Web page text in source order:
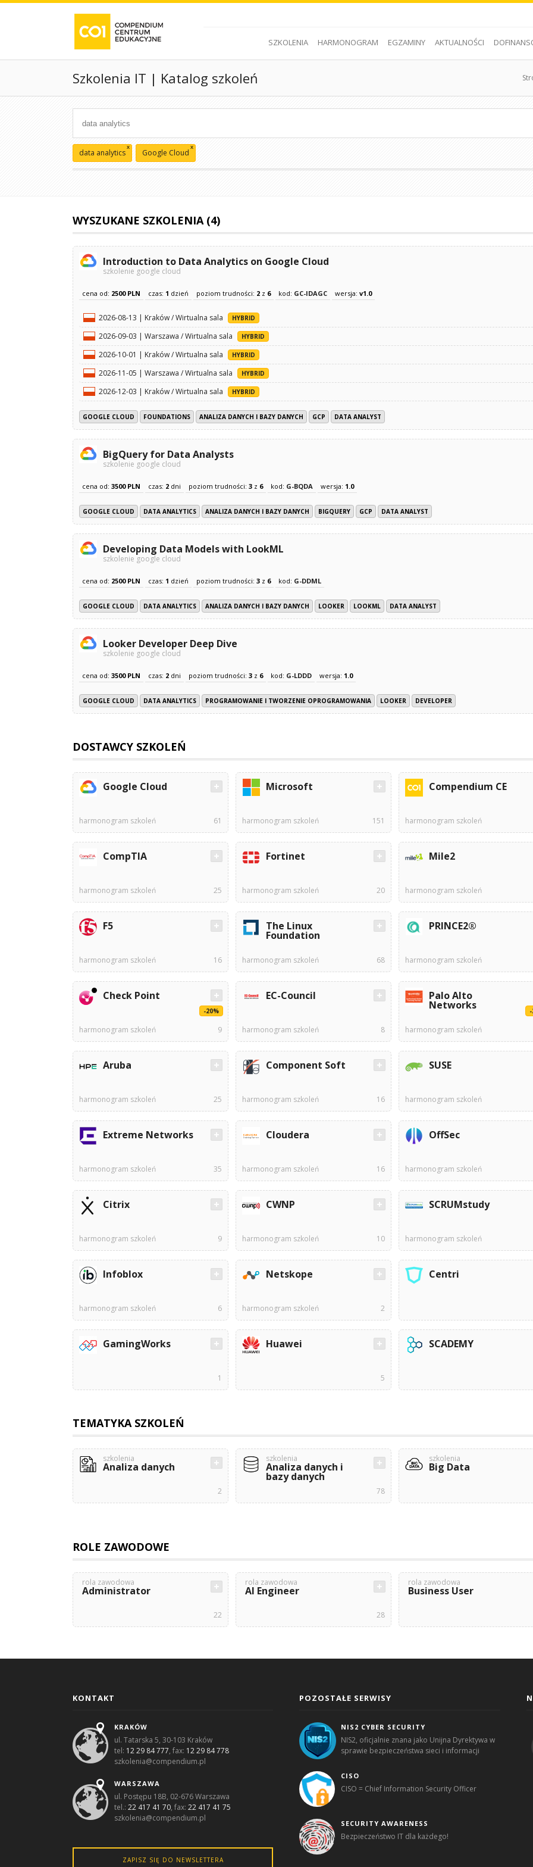
SZKOLENIA HARMONOGRAM EGZAMINY AKTUALNOŚCI
Szkolenia IT | Katalog szkoleń
data analytics
x
Google Cloud
x
WYSZUKANE SZKOLENIA (4)
Introduction to Data Analytics on Google Cloud
szkolenie google cloud
cena od: 2500 PLN czas: 1 dzień poziom trudności: 2 z 6 kod: GC-IDAGC wersja: v1.0
2026-08-13 | Kraków / Wirtualna sala HYBRID
2026-09-03 | Warszawa / Wirtualna sala HYBRID
2026-10-01 | Kraków / Wirtualna sala HYBRID
2026-11-05 | Warszawa / Wirtualna sala HYBRID
2026-12-03 | Kraków / Wirtualna sala HYBRID
GOOGLE CLOUD FOUNDATIONS ANALIZA DANYCH I BAZY DANYCH GCP DATA ANALYST
BigQuery for Data Analysts
szkolenie google cloud
cena od: 3500 PLN czas: 2 dni poziom trudności: 3 z 6 kod: G-BQDA wersja: 1.0
GOOGLE CLOUD DATA ANALYTICS ANALIZA DANYCH I BAZY DANYCH BIGQUERY GCP DATA ANALYST
Developing Data Models with LookML
szkolenie google cloud
cena od: 2500 PLN czas: 1 dzień poziom trudności: 3 z 6 kod: G-DDML
GOOGLE CLOUD DATA ANALYTICS ANALIZA DANYCH I BAZY DANYCH LOOKER LOOKML DATA ANALYST
Looker Developer Deep Dive
szkolenie google cloud
cena od: 3500 PLN czas: 2 dni poziom trudności: 3 z 6 kod: G-LDDD wersja: 1.0
GOOGLE CLOUD DATA ANALYTICS PROGRAMOWANIE I TWORZENIE OPROGRAMOWANIA LOOKER DEVELOPER
DOSTAWCY SZKOLEŃ
Google Cloud
harmonogram szkoleń 61
Microsoft
harmonogram szkoleń 151
Compendium CE
harmonogram szkoleń
CompTIA
harmonogram szkoleń 25
Fortinet
harmonogram szkoleń 20
Mile2
harmonogram szkoleń
F5
harmonogram szkoleń 16
The Linux
Foundation
harmonogram szkoleń 68
PRINCE2®
harmonogram szkoleń
Check Point
-20%
harmonogram szkoleń 9
EC-Council
harmonogram szkoleń 8
Palo Alto
Networks
harmonogram szkoleń
Aruba
harmonogram szkoleń 25
Component Soft
harmonogram szkoleń 16
SUSE
harmonogram szkoleń
Extreme Networks
harmonogram szkoleń 35
Cloudera
harmonogram szkoleń 16
OffSec
harmonogram szkoleń
Citrix
harmonogram szkoleń 9
CWNP
harmonogram szkoleń 10
SCRUMstudy
harmonogram szkoleń
Infoblox
harmonogram szkoleń 6
Netskope
harmonogram szkoleń 2
Centri
GamingWorks
1
Huawei
5
SCADEMY
TEMATYKA SZKOLEŃ
szkolenia
Analiza danych
2
szkolenia
Analiza danych i
bazy danych
78
szkolenia
Big Data
ROLE ZAWODOWE
rola zawodowa
Administrator
22
rola zawodowa
AI Engineer
28
rola zawodowa
Business User
KONTAKT
KRAKÓW
ul. Tatarska 5, 30-103 Kraków
tel: 12 29 84 777, fax: 12 29 84 778
szkolenia@compendium.pl
WARSZAWA
ul. Postępu 18B, 02-676 Warszawa
tel.: 22 417 41 70, fax: 22 417 41 75
szkolenia@compendium.pl
ZAPISZ SIĘ DO NEWSLETTERA
POZOSTAŁE SERWISY
NIS2 CYBER SECURITY
NIS2, oficjalnie znana jako Unijna Dyrektywa w
sprawie bezpieczeństwa sieci i informacji
CISO
CISO = Chief Information Security Officer
SECURITY AWARENESS
Bezpieczeństwo IT dla każdego!